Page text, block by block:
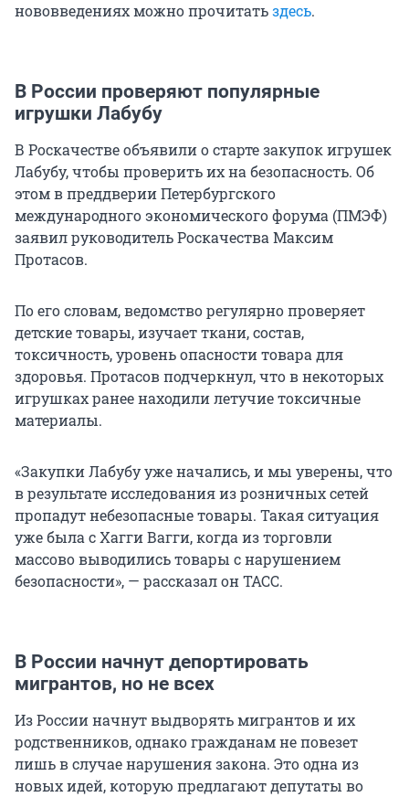
нововведениях можно прочитатьздесь.
В России проверяют популярные
игрушки Лабубу
В Роскачестве объявили о старте закупок игрушек
Лабубу, чтобы проверить их на безопасность. Об
этом в преддверии Петербургского
международного экономического форума (ПМЭФ)
заявил руководитель Роскачества Максим
Протасов.
По его словам, ведомство регулярно проверяет
детские товары, изучает ткани, состав,
токсичность, уровень опасности товара для
здоровья. Протасов подчеркнул, что в некоторых
игрушках ранее находили летучие токсичные
материалы.
«Закупки Лабубу уже начались, и мы уверены, что
в результате исследования из розничных сетей
пропадут небезопасные товары. Такая ситуация
уже была с Хагги Вагги, когда из торговли
массово выводились товары с нарушением
безопасности», — рассказал он ТАСС.
В России начнут депортировать
мигрантов, но не всех
Из России начнут выдворять мигрантов и их
родственников, однако гражданам не повезет
лишь в случае нарушения закона. Это одна из
новых идей, которую предлагают депутаты во